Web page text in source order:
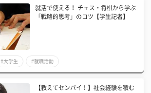
​就活で使える！ チェス・将棋から学ぶ
「戦略的思考」のコツ【学生記者】
#大学生 #就職活動
【教えてセンパイ！】社会経験を積む